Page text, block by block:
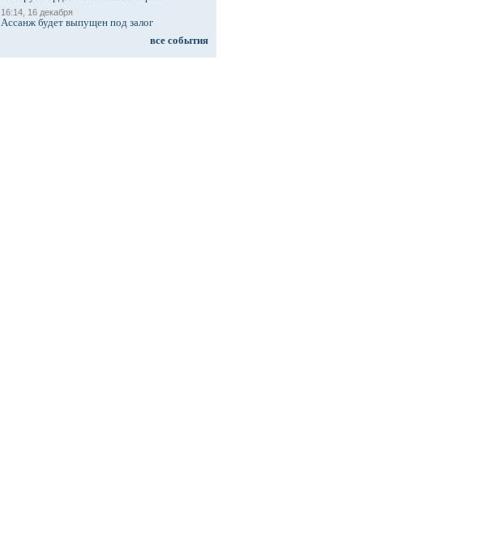
16:14, 16 декабря
Ассанж будет выпущен под залог
все события